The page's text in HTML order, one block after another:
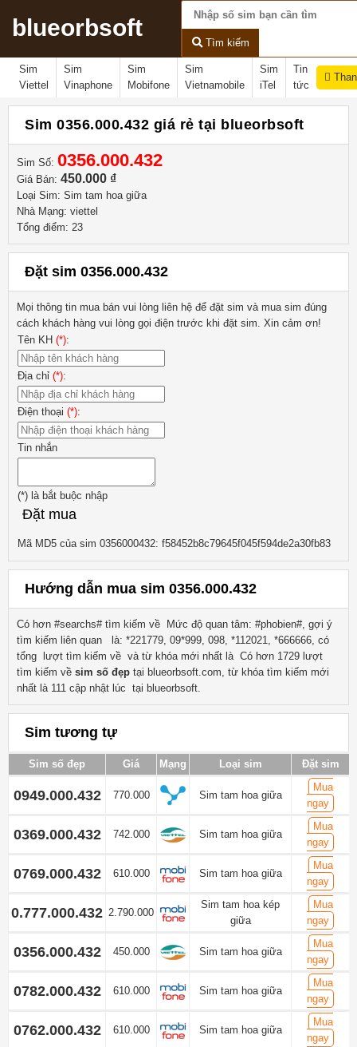
blueorbsoft
Tìm kiếm
Sim
Viettel
Sim
Vinaphone
Sim
Mobifone
Sim
Vietnamobile
Sim
iTel
Tin
tức
Sim 0356.000.432 giá rẻ tại blueorbsoft
Sim Số: 0356.000.432
Giá Bán: 450.000 ₫
Loại Sim: Sim tam hoa giữa
Nhà Mạng: viettel
Tổng điểm: 23
Đặt sim 0356.000.432
Mọi thông tin mua bán vui lòng liên hệ để đặt sim và mua sim đúng
cách khách hàng vui lòng gọi điện trước khi đặt sim. Xin cảm ơn!
Tên KH (*):
Địa chỉ (*):
Điện thoại (*):
Tin nhắn
(*) là bắt buộc nhập
Đặt mua
Mã MD5 của sim 0356000432: f58452b8c79645f045f594de2a30fb83
Hướng dẫn mua sim 0356.000.432
Có hơn #searchs# tìm kiếm về
Mức độ quan tâm: #phobien#, gợi ý
tìm kiếm liên quan
là: *221779, 09*999, 098, *112021, *666666, có
tổng lượt tìm kiếm về và từ khóa mới nhất là Có hơn 1729 lượt
tìm kiếm về sim số đẹp tại blueorbsoft.com, từ khóa tìm kiếm mới
nhất là 111 cập nhật lúc tại blueorbsoft.
Sim tương tự
Sim số đẹp Giá Mạng Loại sim Đặt sim
0949.000.432 770.000 Sim tam hoa giữa
Mua
ngay
0369.000.432 742.000 Sim tam hoa giữa
Mua
ngay
0769.000.432 610.000 Sim tam hoa giữa
Mua
ngay
0.777.000.432 2.790.000
Sim tam hoa kép
giữa
Mua
ngay
0356.000.432 450.000 Sim tam hoa giữa
Mua
ngay
0782.000.432 610.000 Sim tam hoa giữa
Mua
ngay
0762.000.432 610.000 Sim tam hoa giữa
Mua
ngay